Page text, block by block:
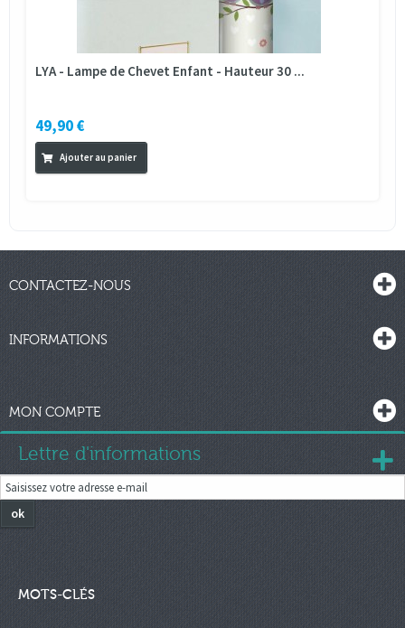
LYA - Lampe de Chevet Enfant - Hauteur 30 ...
49,90 €
Ajouter au panier
CONTACTEZ-NOUS
INFORMATIONS
MON COMPTE
Lettre d'informations
ok
MOTS-CLÉS